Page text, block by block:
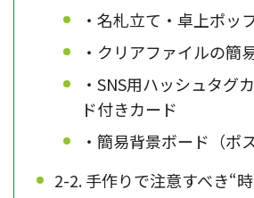
・名札立て・卓上ポッ
・クリアファイルの簡
・SNS用ハッシュタグ
ド付きカード
・簡易背景ボード（ポ
2-2. 手作りで注意すべき“